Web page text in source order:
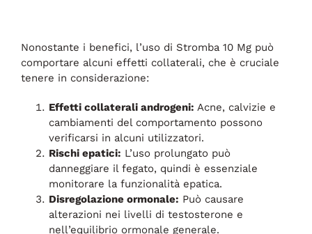
Nonostante i benefici, l’uso di Stromba 10 Mg può
comportare alcuni effetti collaterali, che è cruciale
tenere in considerazione:
Effetti collaterali androgeni: Acne, calvizie e
cambiamenti del comportamento possono
verificarsi in alcuni utilizzatori.
Rischi epatici: L’uso prolungato può
danneggiare il fegato, quindi è essenziale
monitorare la funzionalità epatica.
Disregolazione ormonale: Può causare
alterazioni nei livelli di testosterone e
nell’equilibrio ormonale generale.